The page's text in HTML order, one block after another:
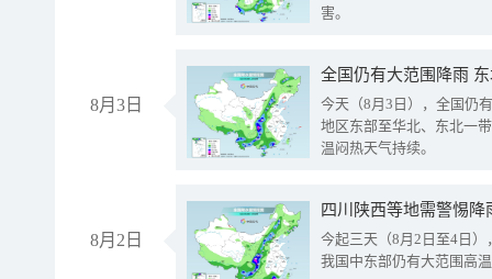
害。
8月3日
全国仍有大范围降雨
今天（8月3日），全国仍
地区东部至华北、东北一
温闷热天气持续。
8月2日
今起三天（8月2日至4日
我国中东部仍有大范围高